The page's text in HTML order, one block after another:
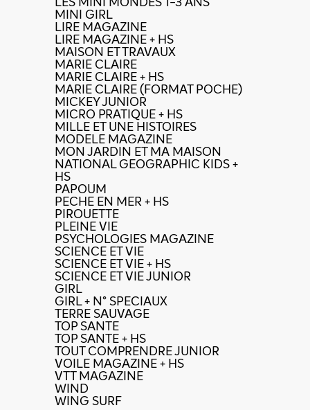
MINI GIRL
LIRE MAGAZINE
LIRE MAGAZINE + HS
MAISON ET TRAVAUX
MARIE CLAIRE
MARIE CLAIRE + HS
MARIE CLAIRE (FORMAT POCHE)
MICKEY JUNIOR
MICRO PRATIQUE + HS
MILLE ET UNE HISTOIRES
MODELE MAGAZINE
MON JARDIN ET MA MAISON
NATIONAL GEOGRAPHIC KIDS +
HS
PAPOUM
PECHE EN MER + HS
PIROUETTE
PLEINE VIE
PSYCHOLOGIES MAGAZINE
SCIENCE ET VIE
SCIENCE ET VIE + HS
SCIENCE ET VIE JUNIOR
GIRL
GIRL + N° SPECIAUX
TERRE SAUVAGE
TOP SANTE
TOP SANTE + HS
TOUT COMPRENDRE JUNIOR
VOILE MAGAZINE + HS
VTT MAGAZINE
WIND
WING SURF